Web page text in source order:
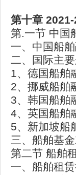
第十章
第.一节 中国
一、中国船
二、国际主
1、德国船舶
2、挪威船舶
3、韩国船舶
4、英国船舶
5、新加坡船
三、船舶基
第二节 船舶
一、船舶租